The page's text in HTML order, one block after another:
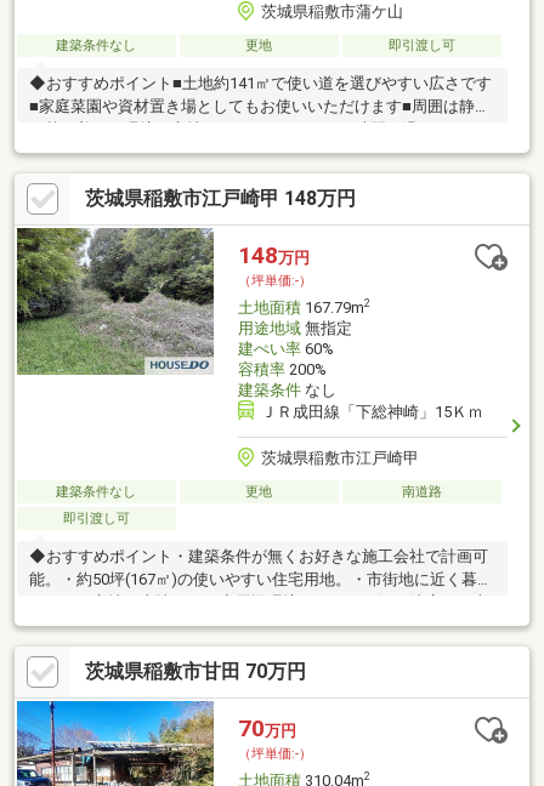
茨城県稲敷市蒲ケ山
建築条件なし 更地 即引渡し可
◆おすすめポイント■土地約141㎡で使い道を選びやすい広さです
■家庭菜園や資材置き場としてもお使いいただけます■周囲は静か
方に向いた土地です◆周辺環境■稲敷市立沼里小学校まで徒歩約
21分■稲敷市立江戸崎中学校まで車で約9分■カスミフードスクエ
ア江戸崎パンプ店まで車で約9分■JR土浦駅まで車で約29分◆ご案
内敷地の様子や周辺環境は実際にご覧いただくと分かりやすいで
す。ご利用のご相談などお気軽にお問い合わせください。
茨城県稲敷市江戸崎甲 148万円
148万円
（坪単価:-）
土地面積167.79m2
用途地域無指定
建ぺい率60%
容積率200%
建築条件なし
ＪＲ成田線「下総神崎」15Ｋｍ
茨城県稲敷市江戸崎甲
建築条件なし 更地
南道路
即引渡し可
◆おすすめポイント・建築条件が無くお好きな施工会社で計画可
能。・約50坪(167㎡)の使いやすい住宅用地。・市街地に近く暮ら
で約7分。・江戸崎中学校まで徒歩約37分。・下総神崎駅まで車
で約25分。◆ご案内現地のご見学を承ります。お気軽にご予約く
ださい。茨城県稲敷市甘田 70万円
70万円
（坪単価:-）
土地面積310.04m2